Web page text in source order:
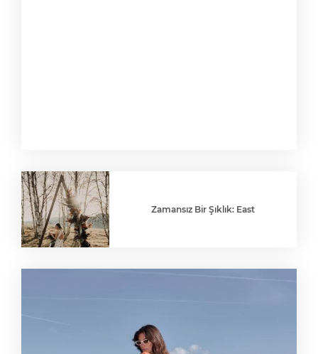
Zamansız Bir Şıklık: East